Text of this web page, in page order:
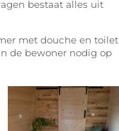
bestaat alles uit
met douche en toilet
de bewoner nodig op